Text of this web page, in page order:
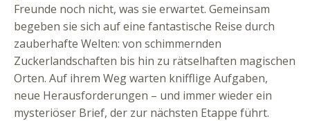
Freunde noch nicht, was sie erwartet. Gemeinsam
begeben sie sich auf eine fantastische Reise durch
zauberhafte Welten: von schimmernden
Zuckerlandschaften bis hin zu rätselhaften magischen
Orten. Auf ihrem Weg warten knifflige Aufgaben,
neue Herausforderungen – und immer wieder ein
mysteriöser Brief, der zur nächsten Etappe führt.